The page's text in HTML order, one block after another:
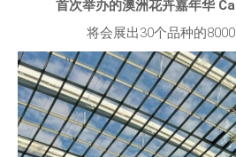
首次举办的澳洲花卉嘉年华
将会展出30个品种的